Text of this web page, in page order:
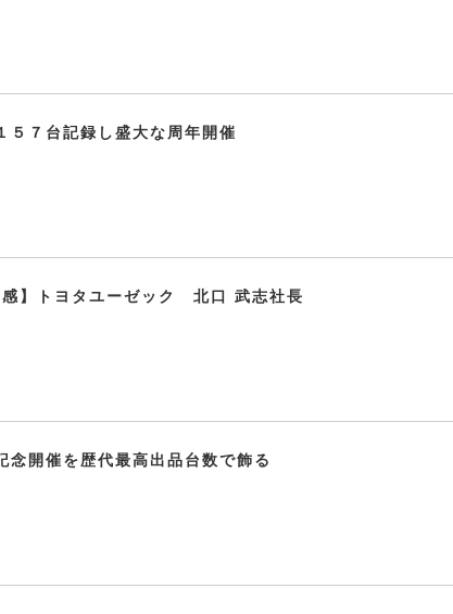
５７台記録し盛大な周年開催
感】トヨタユーゼック 北口 武志社長
念開催を歴代最高出品台数で飾る